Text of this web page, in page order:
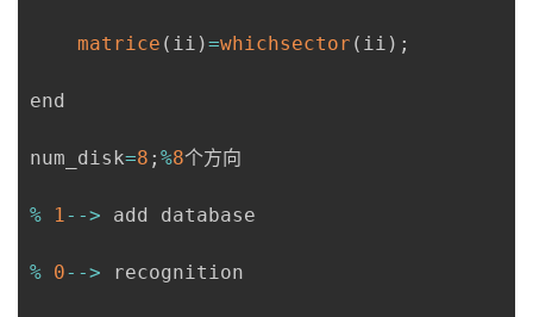
matrice ( ii )=whichsector ( ii ) ;
end
num_disk=8 ; %8个方向
% 1--> add database
% 0--> recognition